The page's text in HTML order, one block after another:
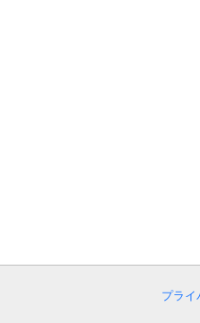
プライ